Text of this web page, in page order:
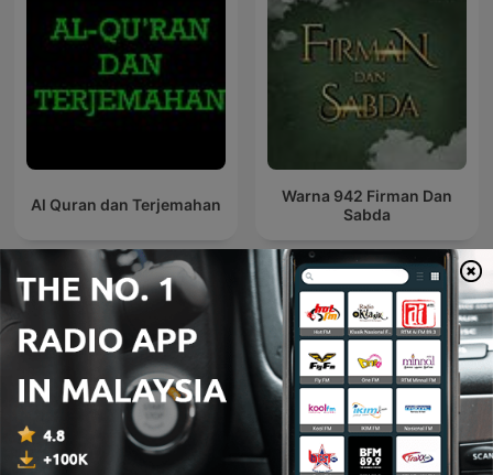
Al Quran dan Terjemahan
Warna 942 Firman Dan
Sabda